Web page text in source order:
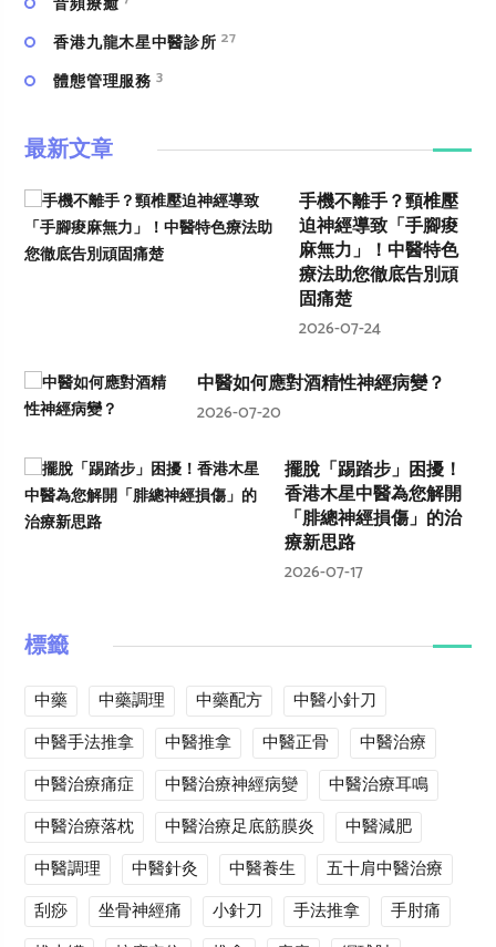
⾳頻療癒
香港九龍木星中醫診所 27
體態管理服務 3
最新文章
手機不離手？頸椎壓
迫神經導致「手腳痠
麻無力」！中醫特色
療法助您徹底告別頑
固痛楚
2026-07-24
中醫如何應對酒精性神經病變？
2026-07-20
擺脫「踢踏步」困擾！
香港木星中醫為您解開
「腓總神經損傷」的治
療新思路
2026-07-17
標籤
中藥 中藥調理 中藥配方
中醫小針刀
中醫手法推拿
中醫推拿 中醫正骨
中醫治療
中醫治療痛症
中醫治療神經病變
中醫治療耳鳴
中醫治療落枕
中醫治療足底筋膜炎
中醫減肥
中醫調理
中醫針灸 中醫養生
五十肩中醫治療
刮痧
坐骨神經痛 小針刀 手法推拿
手肘痛